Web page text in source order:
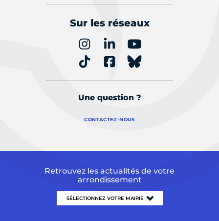
Sur les réseaux
Une question ?
CONTACTEZ-NOUS
Retrouvez les actualités de votre
arrondissement